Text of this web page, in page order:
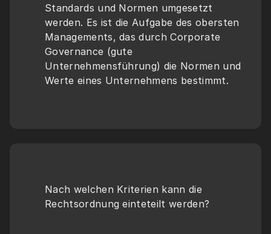
Standards und Normen umgesetzt
werden. Es ist die Aufgabe des obersten
Managements, das durch Corporate
Governance (gute
Unternehmensführung) die Normen und
Werte eines Unternehmens bestimmt.
Nach welchen Kriterien kann die
Rechtsordnung einteteilt werden?